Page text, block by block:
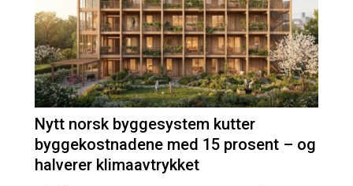
Nytt norsk byggesystem kutter
byggekostnadene med 15 prosent – og
halverer klimaavtrykket